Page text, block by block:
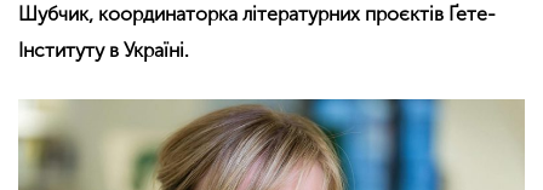
Шубчик, координаторка літературних проєктів Ґете-
Інституту в Україні.